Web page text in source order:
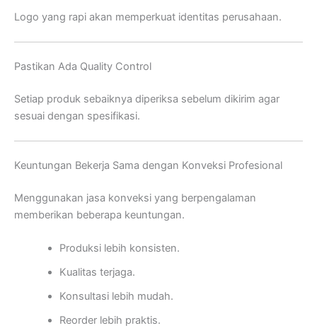
Logo yang rapi akan memperkuat identitas perusahaan.
Pastikan Ada Quality Control
Setiap produk sebaiknya diperiksa sebelum dikirim agar
sesuai dengan spesifikasi.
Keuntungan Bekerja Sama dengan Konveksi Profesional
Menggunakan jasa konveksi yang berpengalaman
memberikan beberapa keuntungan.
Produksi lebih konsisten.
Kualitas terjaga.
Konsultasi lebih mudah.
Reorder lebih praktis.